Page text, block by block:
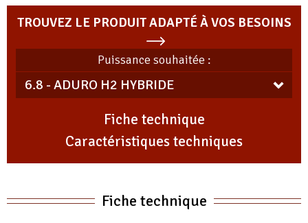
TROUVEZ LE PRODUIT ADAPTÉ À VOS BESOINS
Puissance souhaitée :
Fiche technique
Caractéristiques techniques
Fiche technique